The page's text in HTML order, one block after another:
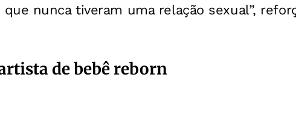
nunca tiveram uma relação sexual”,
de bebê reborn